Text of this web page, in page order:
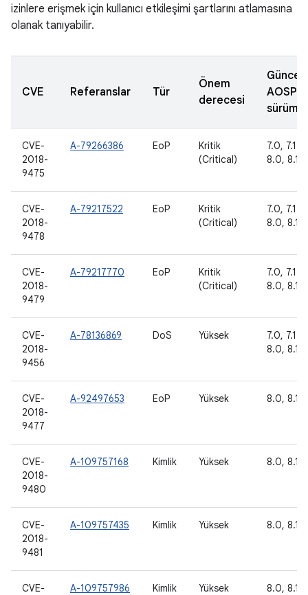
izinlere erişmek için kullanıcı etkileşimi şartlarını atlamasına
olanak tanıyabilir.
CVE Referanslar Tür
Önem
derecesi
AOSP
CVE-
2018-
9475
A-79266386 EoP
Kritik
(Critical)
7.0, 7.1.1,
8.0, 8.1,
CVE-
2018-
9478
A-79217522 EoP
Kritik
(Critical)
7.0, 7.1.1,
8.0, 8.1,
CVE-
2018-
9479
A-79217770 EoP
Kritik
(Critical)
7.0, 7.1.1,
8.0, 8.1,
CVE-
2018-
9456
A-78136869 DoS Yüksek
7.0, 7.1.1,
8.0, 8.1
CVE-
2018-
9477
A-92497653 EoP Yüksek 8.0, 8.1
CVE-
2018-
9480
A-109757168 Kimlik Yüksek 8.0, 8.1,
CVE-
2018-
9481
A-109757435 Kimlik Yüksek 8.0, 8.1,
CVE-
A-109757986 Kimlik Yüksek 8.0, 8.1,